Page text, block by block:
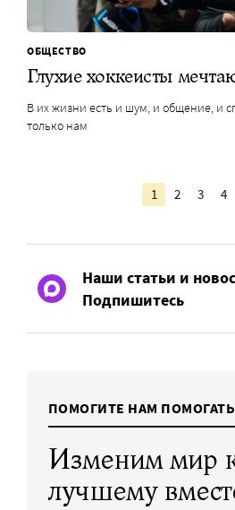
ОБЩЕСТВО
Глухие хоккеисты
В их жизни есть и шум, и общение, и
только нам
1 2 3 4
Наши статьи и
Подпишитесь
ПОМОГИТЕ НАМ
Изменим мир
лучшему